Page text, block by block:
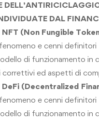
DAL
(Non Fungible
e cenni definitori
di funzionamento in
correttivi ed aspetti di
(Decentralized
e cenni definitori
di funzionamento in